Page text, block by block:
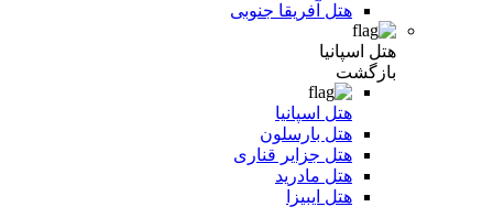
هتل آفریقا جنوبی
هتل اسپانیا
بازگشت
هتل اسپانیا
هتل بارسلون
هتل جزایر قناری
هتل مادرید
هتل ایبیزا